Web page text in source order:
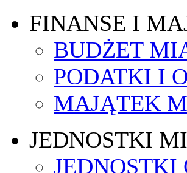
FINANSE I
BUDŻET
PODATKI I
MAJĄTEK
JEDNOSTKI
JEDNOSTKI